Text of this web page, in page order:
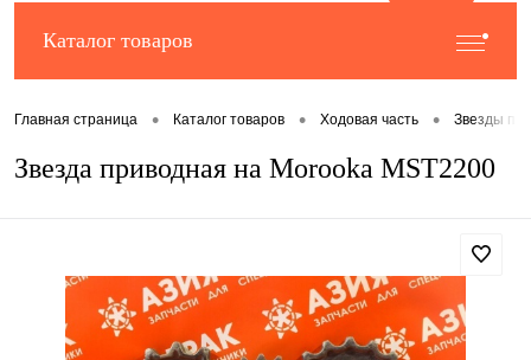
Каталог товаров
Главная страница • Каталог товаров • Ходовая часть • Звезды
Звезда приводная на Morooka MST2200